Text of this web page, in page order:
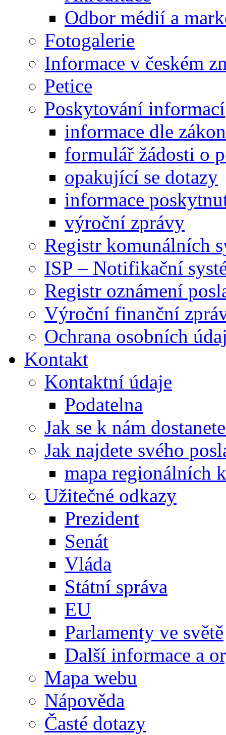
Odbor médií a
Fotogalerie
Informace v českém
Petice
Poskytování informací
informace dle
formulář žádosti o
opakující se dotazy
informace
výroční zprávy
Registr komunálních
ISP – Notifikační
Registr oznámení
Výroční finanční
Ochrana osobních
Kontakt
Kontaktní údaje
Podatelna
Jak se k nám
Jak najdete svého
mapa regionálních
Užitečné odkazy
Prezident
Senát
Vláda
Státní správa
EU
Parlamenty ve světě
Další informace a
Mapa webu
Nápověda
Časté dotazy